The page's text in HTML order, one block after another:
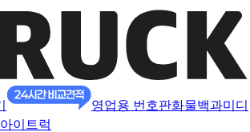
영업용 번호판화물백과미디
아이트럭